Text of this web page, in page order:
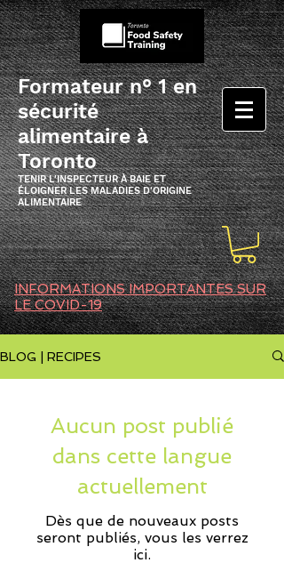
Formateur n° 1 en
sécurité
alimentaire à
Toronto
TENIR L'INSPECTEUR À BAIE ET
ÉLOIGNER LES MALADIES D'ORIGINE
ALIMENTAIRE
INFORMATIONS IMPORTANTES SUR
LE COVID-19
BLOG | RECIPES
Aucun post publié
dans cette langue
actuellement
Dès que de nouveaux posts
seront publiés, vous les verrez
ici.